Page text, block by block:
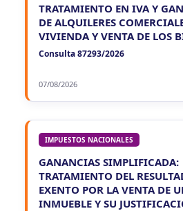
TRATAMIENTO EN IVA Y
DE ALQUILERES
VIVIENDA Y VENTA DE LOS
Consulta 87293/2026
07/08/2026
IMPUESTOS NACIONALES
GANANCIAS SIMPLIFICADA:
TRATAMIENTO DEL
EXENTO POR LA VENTA DE
INMUEBLE Y SU